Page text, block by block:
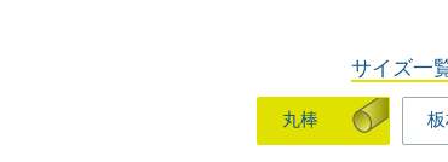
サイズ一
丸棒